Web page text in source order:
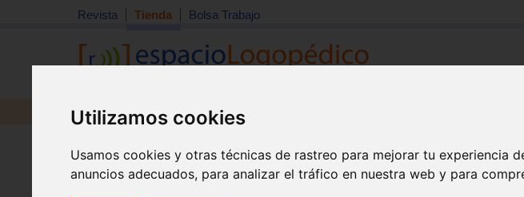
Utilizamos cookies
Usamos cookies y otras técnicas de rastreo para mejorar tu experiencia
anuncios adecuados, para analizar el tráfico en nuestra web y para
Revista Tienda Bolsa Trabajo
Revista Libros Material